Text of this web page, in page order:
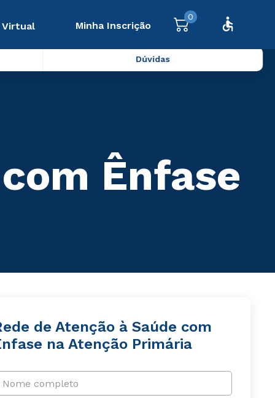
Virtual Minha Inscrição
0
Dúvidas
Ênfase
de Atenção à Saúde com
na Atenção Primária
Nome completo